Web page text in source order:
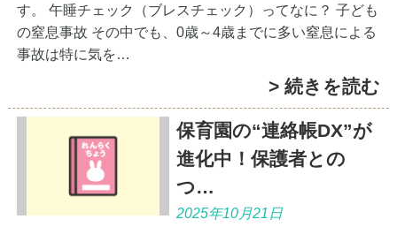
す。 午睡チェック（ブレスチェック）ってなに？ 子ども
の窒息事故 その中でも、0歳～4歳までに多い窒息による
事故は特に気を…
> 続きを読む
保育園の“連絡帳DX”が
進化中！保護者との
つ…
2025年10月21日